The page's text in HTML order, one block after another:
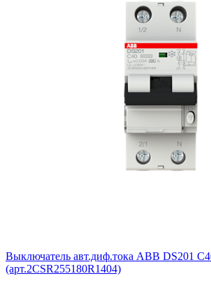
Выключатель авт.диф.тока ABB DS201
(арт.2CSR255180R1404)